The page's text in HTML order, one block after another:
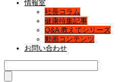
情報室
社長コラム
健康特集記事
Q&A 教えてシリーズ
動画コンテンツ
お問い合わせ